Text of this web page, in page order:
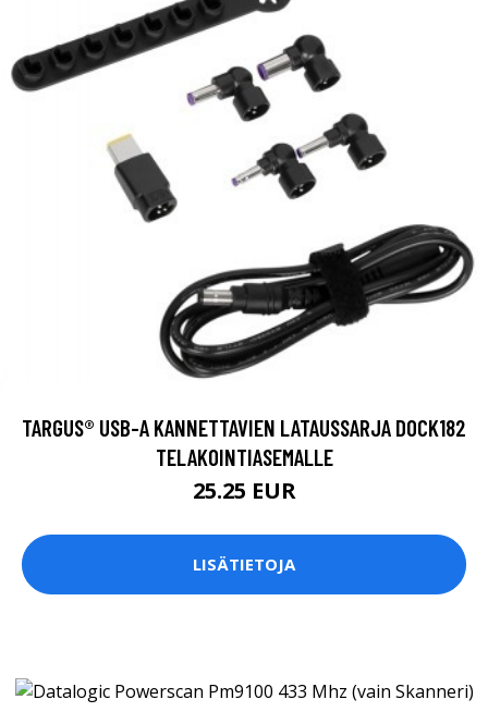
TARGUS® USB-A KANNETTAVIEN LATAUSSARJA DOCK182
TELAKOINTIASEMALLE
25.25 EUR
LISÄTIETOJA